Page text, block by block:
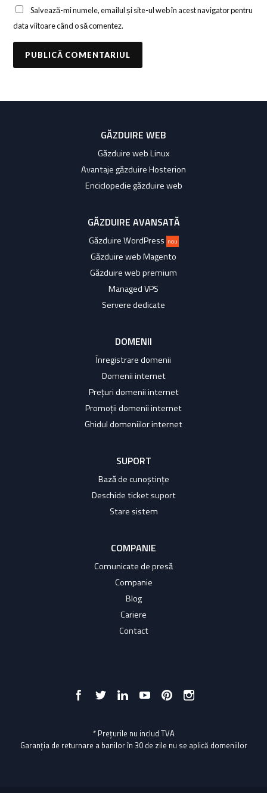
Salvează-mi numele, emailul și site-ul web în acest navigator pentru
data viitoare când o să comentez.
GĂZDUIRE WEB
Găzduire web Linux
Avantaje găzduire Hosterion
Enciclopedie găzduire web
GĂZDUIRE AVANSATĂ
Găzduire WordPress nou
Găzduire web Magento
Găzduire web premium
Managed VPS
Servere dedicate
DOMENII
Înregistrare domenii
Domenii internet
Prețuri domenii internet
Promoții domenii internet
Ghidul domeniilor internet
SUPORT
Bază de cunoștințe
Deschide ticket suport
Stare sistem
COMPANIE
Comunicate de presă
Companie
Blog
Cariere
Contact
* Prețurile nu includ TVA
Garanția de returnare a banilor în 30 de zile nu se aplică domeniilor